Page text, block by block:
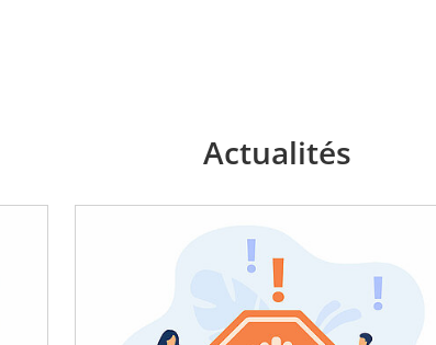
Actualités